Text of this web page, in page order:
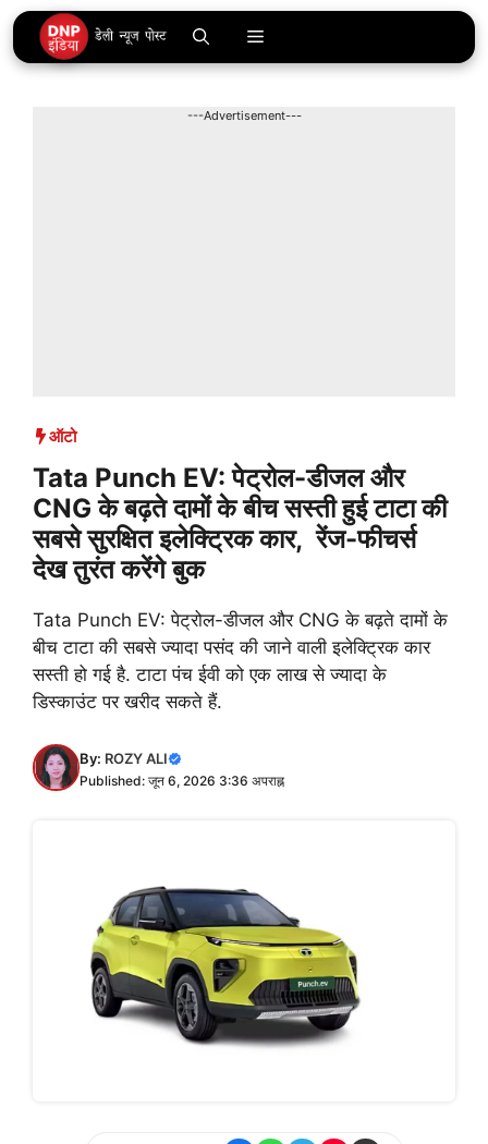
Skip
to
content
Menu
---Advertisement---
ऑटो
Tata Punch EV: पेट्रोल-डीजल और
CNG के बढ़ते दामों के बीच सस्ती हुई टाटा की
सबसे सुरक्षित इलेक्ट्रिक कार, रेंज-फीचर्स
देख तुरंत करेंगे बुक
Tata Punch EV: पेट्रोल-डीजल और CNG के बढ़ते दामों के
बीच टाटा की सबसे ज्यादा पसंद की जाने वाली इलेक्ट्रिक कार
सस्ती हो गई है. टाटा पंच ईवी को एक लाख से ज्यादा के
डिस्काउंट पर खरीद सकते हैं.
By: ROZY ALI
Published: जून 6, 2026 3:36 अपराह्न